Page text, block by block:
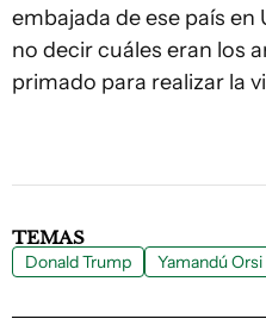
embajada de ese país
no decir cuáles eran los
primado para realizar la
TEMAS
Donald Trump Yamandú Orsi